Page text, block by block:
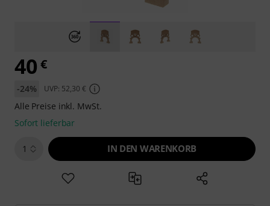
40 €
-24% UVP: 52,30 €
Alle Preise inkl. MwSt.
Sofort lieferbar
1 IN DEN WARENKORB